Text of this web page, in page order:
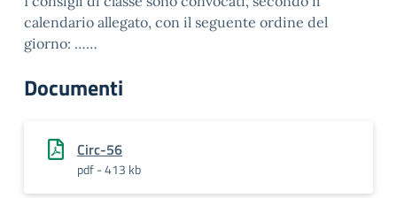
calendario allegato, con il seguente ordine del
giorno: ……
Documenti
Circ-56
pdf - 413 kb